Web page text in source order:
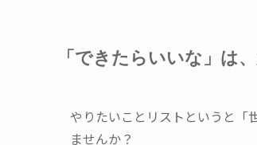
「できたらいいな」は
やりたいことリストというと「
ませんか？